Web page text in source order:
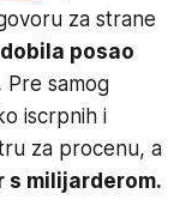
za strane
posao
Pre samog
iscrpnih i
za procenu, a
s milijarderom.